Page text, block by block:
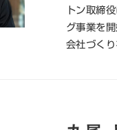
トン取締
グ事業を
会社づく